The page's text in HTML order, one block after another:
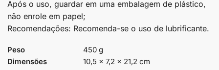
Após o uso, guardar em uma embalagem de plástico,
não enrole em papel;
Recomendações: Recomenda-se o uso de lubrificante.
Peso
450 g
Dimensões
10,5 × 7,2 × 21,2 cm